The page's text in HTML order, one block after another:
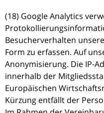
(18) Google Analytics
Besucherverhalten
Form zu erfassen. Auf
Anonymisierung. Die IP-
innerhalb der
Europäischen
Kürzung entfällt der